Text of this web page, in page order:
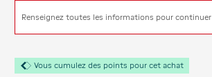
Renseignez toutes les informations pour continuer
Vous cumulez des points pour cet achat